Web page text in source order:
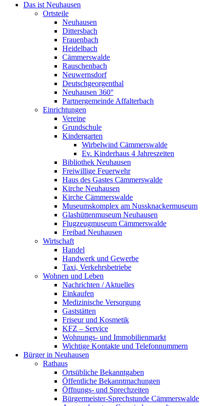
Das ist Neuhausen
Ortsteile
Neuhausen
Dittersbach
Frauenbach
Heidelbach
Cämmerswalde
Rauschenbach
Neuwernsdorf
Deutschgeorgenthal
Neuhausen 360°
Partnergemeinde Affalterbach
Einrichtungen
Vereine
Grundschule
Kindergarten
Wirbelwind Cämmerswalde
Ev. Kinderhaus 4 Jahreszeiten
Bibliothek Neuhausen
Freiwillige Feuerwehr
Haus des Gastes Cämmerswalde
Kirche Neuhausen
Kirche Cämmerswalde
Museumskomplex am Nussknackermuseum
Glashüttenmuseum Neuhausen
Flugzeugmuseum Cämmerswalde
Freibad Neuhausen
Wirtschaft
Handel
Handwerk und Gewerbe
Taxi, Verkehrsbetriebe
Wohnen und Leben
Nachrichten / Aktuelles
Einkaufen
Medizinische Versorgung
Gaststätten
Friseur und Kosmetik
KFZ – Service
Wohnungs- und Immobilienmarkt
Wichtige Kontakte und Telefonnummern
Bürger in Neuhausen
Rathaus
Ortsübliche Bekanntgaben
Öffentliche Bekanntmachungen
Öffnungs- und Sprechzeiten
Bürgermeister-Sprechstunde Cämmerswalde